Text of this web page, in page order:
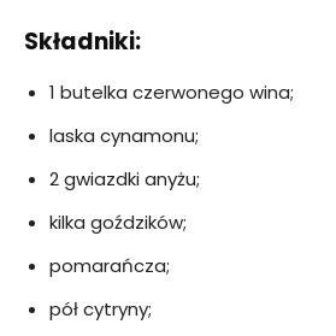
Składniki:
1 butelka czerwonego wina;
laska cynamonu;
2 gwiazdki anyżu;
kilka goździków;
pomarańcza;
pół cytryny;